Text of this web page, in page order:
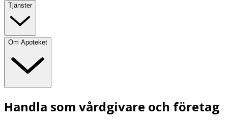
Tjänster
Om Apoteket
Handla som vårdgivare och företag